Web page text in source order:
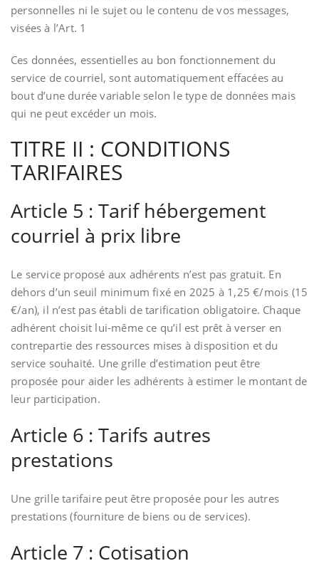
personnelles ni le sujet ou le contenu de vos messages,
visées à l’Art. 1
Ces données, essentielles au bon fonctionnement du
service de courriel, sont automatiquement effacées au
bout d’une durée variable selon le type de données mais
qui ne peut excéder un mois.
TITRE II : CONDITIONS
TARIFAIRES
Article 5 : Tarif hébergement
courriel à prix libre
Le service proposé aux adhérents n’est pas gratuit. En
dehors d’un seuil minimum fixé en 2025 à 1,25 €/mois (15
€/an), il n’est pas établi de tarification obligatoire. Chaque
adhérent choisit lui-même ce qu’il est prêt à verser en
contrepartie des ressources mises à disposition et du
service souhaité. Une grille d’estimation peut être
proposée pour aider les adhérents à estimer le montant de
leur participation.
Article 6 : Tarifs autres
prestations
Une grille tarifaire peut être proposée pour les autres
prestations (fourniture de biens ou de services).
Article 7 : Cotisation